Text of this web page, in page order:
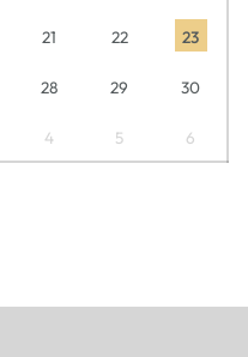
21 22 23
28 29 30
4 5 6